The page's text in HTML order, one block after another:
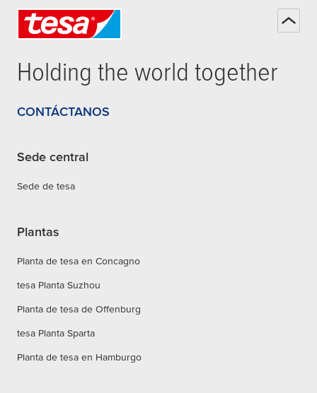
Holding the world together
CONTÁCTANOS
Sede central
Sede de tesa
Plantas
Planta de tesa en Concagno
tesa Planta Suzhou
Planta de tesa de Offenburg
tesa Planta Sparta
Planta de tesa en Hamburgo